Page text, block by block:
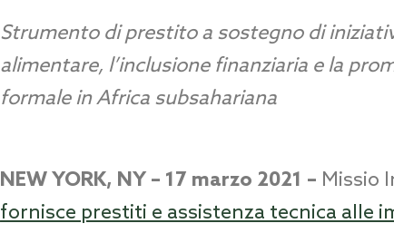
Strumento di prestito a sostegno di
alimentare, l’inclusione finanziaria e la
formale in Africa subsahariana
NEW YORK, NY – 17 marzo 2021 – Missio
fornisce prestiti e assistenza tecnica alle